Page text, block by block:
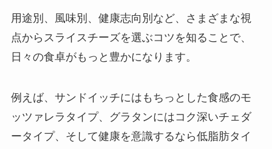
用途別、風味別、健康志向別など、さまざまな視
点からスライスチーズを選ぶコツを知ることで、
日々の食卓がもっと豊かになります。
例えば、サンドイッチにはもちっとした食感のモ
ッツァレラタイプ、グラタンにはコク深いチェダ
ータイプ、そして健康を意識するなら低脂肪タイ